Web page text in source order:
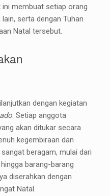
membuat setiap orang
serta dengan Tuhan
Natal tersebut.
dengan kegiatan
. Setiap anggota
akan ditukar secara
kegembiraan dan
beragam, mulai dari
barang-barang
diserahkan dengan
Natal.